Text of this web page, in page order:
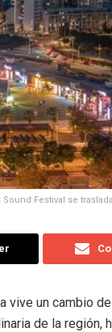
Sound Festival se
vive un cambio
de la región,